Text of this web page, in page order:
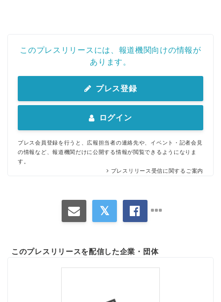
このプレスリリースには、報道機関向けの情報が
あります。
プレス登録
ログイン
プレス会員登録を行うと、広報担当者の連絡先や、イベント・記者会見
の情報など、報道機関だけに公開する情報が閲覧できるようになりま
す。
プレスリリース受信に関するご案内
このプレスリリースを配信した企業・団体